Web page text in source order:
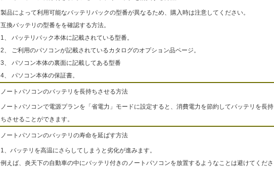
製品によって利用可能なバッテリパックの型番が異なるため、購入時は注意してください。
互換バッテリの型番をを確認する方法。
1、 バッテリパック本体に記載されている型番。
2、 ご利用のパソコンが記載されているカタログのオプション品ページ。
3、 パソコン本体の裏面に記載してある型番
4、 パソコン本体の保証書。
ノートパソコンのバッテリを長持ちさせる方法
ノートパソコンで電源プランを「省電力」モードに設定すると、消費電力を節約してバッテリを長持
ちさせることができます。
ノートパソコンのバッテリの寿命を延ばす方法
1、バッテリを高温にさらしてしまうと劣化が進みます。
例えば、炎天下の自動車の中にバッテリ付きのノートパソコンを放置するようなことは避けてくださ